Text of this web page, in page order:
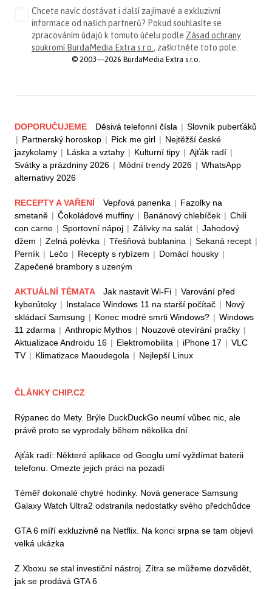
Chcete navíc dostávat i další zajímavé a exkluzivní
informace od našich partnerů? Pokud souhlasíte se
zpracováním údajů k tomuto účelu podle Zásad ochrany
soukromí BurdaMedia Extra s.r.o., zaškrtněte toto pole.
© 2003—2026 BurdaMedia Extra s.r.o.
DOPORUČUJEME Děsivá telefonní čísla | Slovník puberťáků
| Partnerský horoskop | Pick me girl | Nejtěžší české
jazykolamy | Láska a vztahy | Kulturní tipy | Ajťák radí |
Svátky a prázdniny 2026 | Módní trendy 2026 | WhatsApp
alternativy 2026
RECEPTY A VAŘENÍ Vepřová panenka | Fazolky na
smetaně | Čokoládové muffiny | Banánový chlebíček | Chili
con carne | Sportovní nápoj | Zálivky na salát | Jahodový
džem | Zelná polévka | Třešňová bublanina | Sekaná recept |
Perník | Lečo | Recepty s rybízem | Domácí housky |
Zapečené brambory s uzeným
AKTUÁLNÍ TÉMATA Jak nastavit Wi-Fi | Varování před
kyberútoky | Instalace Windows 11 na starší počítač | Nový
skládací Samsung | Konec modré smrti Windows? | Windows
11 zdarma | Anthropic Mythos | Nouzové otevírání pračky |
Aktualizace Androidu 16 | Elektromobilita | iPhone 17 | VLC
TV | Klimatizace Maoudegola | Nejlepší Linux
ČLÁNKY CHIP.CZ
Rýpanec do Mety. Brýle DuckDuckGo neumí vůbec nic, ale
právě proto se vyprodaly během několika dní
Ajťák radí: Některé aplikace od Googlu umí vyždímat baterii
telefonu. Omezte jejich práci na pozadí
Téměř dokonalé chytré hodinky. Nová generace Samsung
Galaxy Watch Ultra2 odstranila nedostatky svého předchůdce
GTA 6 míří exkluzivně na Netflix. Na konci srpna se tam objeví
velká ukázka
Z Xboxu se stal investiční nástroj. Zítra se můžeme dozvědět,
jak se prodává GTA 6